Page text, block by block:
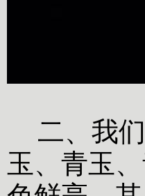
二、我们
玉、青玉